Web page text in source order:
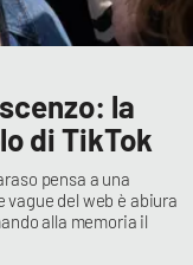
la
di TikTok
pensa a una
vague del web è abiura
alla memoria il